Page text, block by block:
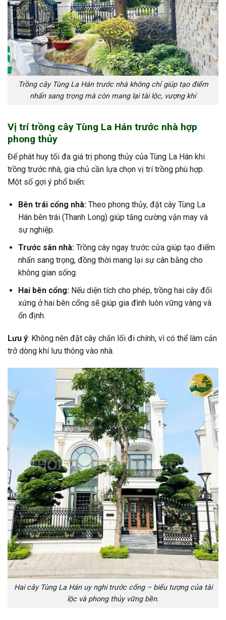
Trồng cây Tùng La Hán trước nhà không chỉ giúp tạo điểm
nhấn sang trọng mà còn mang lại tài lộc, vượng khí
Vị trí trồng cây Tùng La Hán trước nhà hợp
phong thủy
Để phát huy tối đa giá trị phong thủy của Tùng La Hán khi
trồng trước nhà, gia chủ cần lựa chọn vị trí trồng phù hợp.
Một số gợi ý phổ biến:
Bên trái cổng nhà:Theo phong thủy, đặt cây Tùng La
Hán bên trái (Thanh Long) giúp tăng cường vận may và
sự nghiệp.
Trước sân nhà:Trồng cây ngay trước cửa giúp tạo điểm
nhấn sang trọng, đồng thời mang lại sự cân bằng cho
không gian sống.
Hai bên cổng:Nếu diện tích cho phép, trồng hai cây đối
xứng ở hai bên cổng sẽ giúp gia đình luôn vững vàng và
ổn định.
Lưu ý: Không nên đặt cây chắn lối đi chính, vì có thể làm cản
trở dòng khí lưu thông vào nhà.
Hai cây Tùng La Hán uy nghi trước cổng – biểu tượng của tài
lộc và phong thủy vững bền.